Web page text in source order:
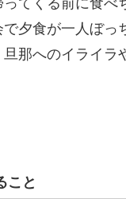
てくる前に食
夕食が一人ぼ
那へのイライ
こと